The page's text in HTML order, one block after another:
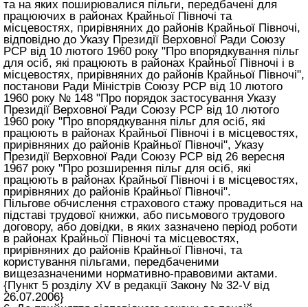
та на яких поширювалися пільги, передбачені для
працюючих в районах Крайньої Півночі та
місцевостях, прирівняних до районів Крайньої Півночі,
відповідно до Указу Президії Верховної Ради Союзу
РСР від 10 лютого 1960 року "Про впорядкування пільг
для осіб, які працюють в районах Крайньої Півночі і в
місцевостях, прирівняних до районів Крайньої Півночі",
постанови Ради Міністрів Союзу РСР від 10 лютого
1960 року № 148 "Про порядок застосування Указу
Президії Верховної Ради Союзу РСР від 10 лютого
1960 року "Про впорядкування пільг для осіб, які
працюють в районах Крайньої Півночі і в місцевостях,
прирівняних до районів Крайньої Півночі", Указу
Президії Верховної Ради Союзу РСР від 26 вересня
1967 року "Про розширення пільг для осіб, які
працюють в районах Крайньої Півночі і в місцевостях,
прирівняних до районів Крайньої Півночі".
Пільгове обчислення страхового стажу провадиться на
підставі трудової книжки, або письмового трудового
договору, або довідки, в яких зазначено період роботи
в районах Крайньої Півночі та місцевостях,
прирівняних до районів Крайньої Півночі, та
користування пільгами, передбаченими
вищезазначеними нормативно-правовими актами.
{Пункт 5 розділу XV в редакції Закону № 32-V від
26.07.2006}